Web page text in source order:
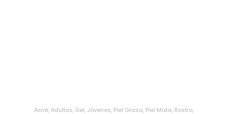
Acné,Adultos, Gel, Jóvenes, Piel Grasa, Piel Mixta, Rostro,